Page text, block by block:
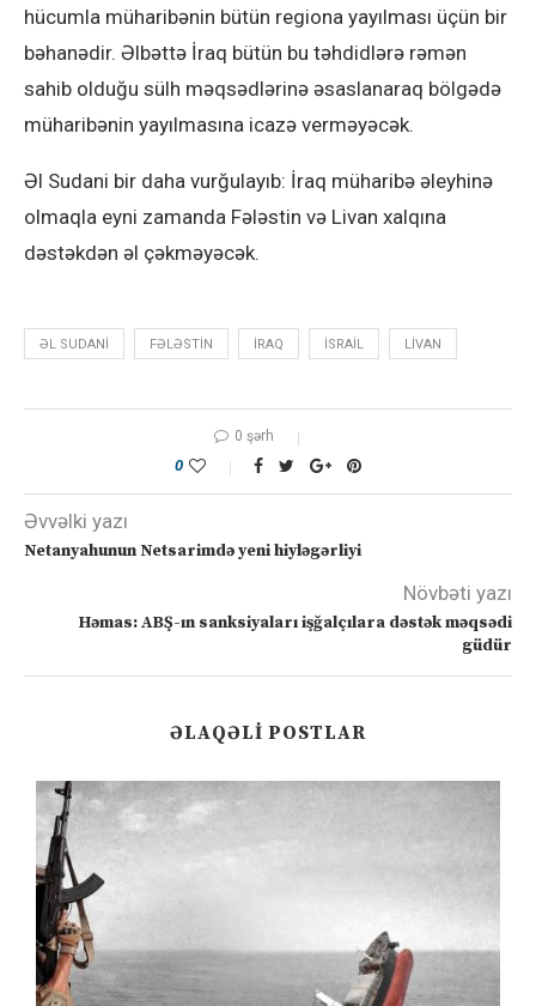
hücumla müharibənin bütün regiona yayılması üçün bir
bəhanədir. Əlbəttə İraq bütün bu təhdidlərə rəmən
sahib olduğu sülh məqsədlərinə əsaslanaraq bölgədə
müharibənin yayılmasına icazə verməyəcək.
Əl Sudani bir daha vurğulayıb: İraq müharibə əleyhinə
olmaqla eyni zamanda Fələstin və Livan xalqına
dəstəkdən əl çəkməyəcək.
ƏL SUDANI FƏLƏSTIN IRAQ ISRAIL LIVAN
0 şərh
0
Əvvəlki yazı
Netanyahunun Netsarimdə yeni hiyləgərliyi
Növbəti yazı
Həmas: ABŞ-ın sanksiyaları işğalçılara dəstək məqsədi
güdür
ƏLAQƏLI POSTLAR